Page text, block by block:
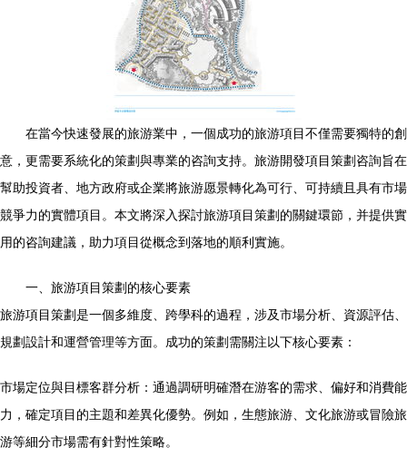
在當今快速發展的旅游業中，一個成功的旅游項目不僅需要獨特的創
意，更需要系統化的策劃與專業的咨詢支持。旅游開發項目策劃咨詢旨在
幫助投資者、地方政府或企業將旅游愿景轉化為可行、可持續且具有市場
競爭力的實體項目。本文將深入探討旅游項目策劃的關鍵環節，并提供實
用的咨詢建議，助力項目從概念到落地的順利實施。
一、旅游項目策劃的核心要素
旅游項目策劃是一個多維度、跨學科的過程，涉及市場分析、資源評估、
規劃設計和運營管理等方面。成功的策劃需關注以下核心要素：
市場定位與目標客群分析：通過調研明確潛在游客的需求、偏好和消費能
力，確定項目的主題和差異化優勢。例如，生態旅游、文化旅游或冒險旅
游等細分市場需有針對性策略。